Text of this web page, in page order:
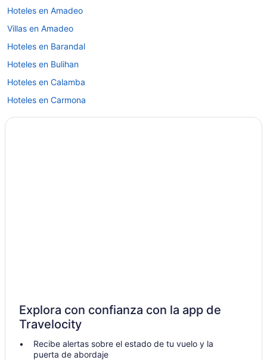
Hoteles en Amadeo
Villas en Amadeo
Hoteles en Barandal
Hoteles en Bulihan
Hoteles en Calamba
Hoteles en Carmona
Hoteles para fumadores en Cuenca
Hoteles en Trece Mártires
Explora con confianza con la app de
Travelocity
Recibe alertas sobre el estado de tu vuelo y la
puerta de abordaje